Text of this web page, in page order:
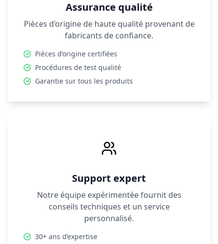
Assurance qualité
Pièces d’origine de haute qualité provenant de
fabricants de confiance.
Pièces d’origine certifiées
Procédures de test qualité
Garantie sur tous les produits
Support expert
Notre équipe expérimentée fournit des
conseils techniques et un service
personnalisé.
30+ ans d’expertise